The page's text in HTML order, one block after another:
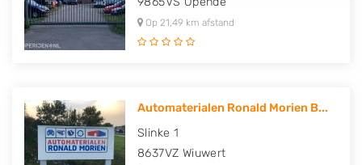
Op 21,49 km afstand
Automaterialen Ronald Morien B...
Slinke 1
8637VZ Wiuwert